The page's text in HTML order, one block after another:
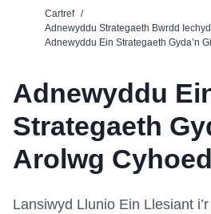
Cartref /
Adnewyddu Strategaeth Bwrdd
Adnewyddu Ein Strategaeth Gyda’n
Adnewyddu
Strategaeth
Arolwg
Lansiwyd Llunio Ein Llesiant